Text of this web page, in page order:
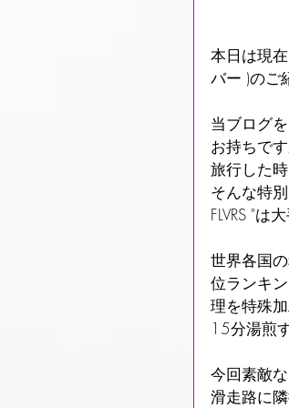
本日は現
バー )のご
当ブログ
お持ちで
旅行した
そんな特
FLVRS "は
世界各国
位ランキ
理を特殊
15分湯煎
今回素敵
滑走路に